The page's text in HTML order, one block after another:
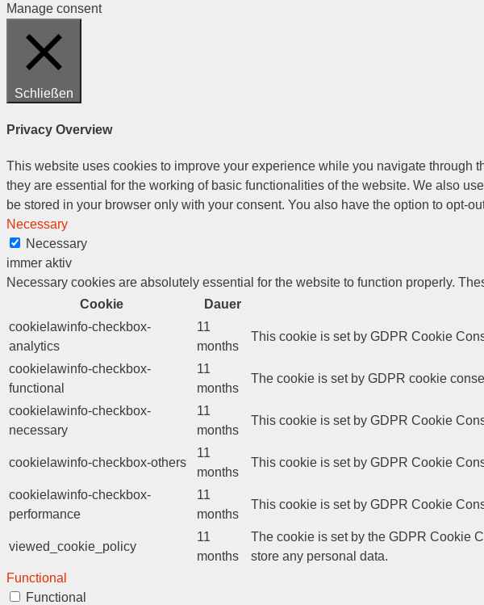
Manage consent
Schließen
Privacy Overview
This website uses cookies to improve your experience while you navigate through
they are essential for the working of basic functionalities of the website. We also
be stored in your browser only with your consent. You also have the option to opt-
Necessary
Necessary
immer aktiv
Necessary cookies are absolutely essential for the website to function properly.
Cookie
Dauer
cookielawinfo-checkbox-
analytics
11
months
This cookie is set by GDPR Cookie
cookielawinfo-checkbox-
functional
11
months
The cookie is set by GDPR cookie
cookielawinfo-checkbox-
necessary
11
months
This cookie is set by GDPR Cookie
cookielawinfo-checkbox-others
11
months
This cookie is set by GDPR Cookie
cookielawinfo-checkbox-
performance
11
months
This cookie is set by GDPR Cookie
viewed_cookie_policy
11
months
The cookie is set by the GDPR Cookie
store any personal data.
Functional
Functional